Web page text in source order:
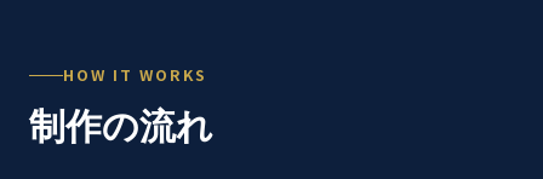
HOW IT WORKS
制作の流れ